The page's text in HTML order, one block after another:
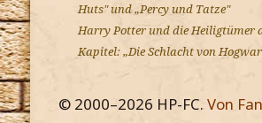
Huts" und „Percy und Tatze"
Harry Potter und die Heiligtümer
Kapitel: „Die Schlacht von
© 2000–2026 HP-FC.Von